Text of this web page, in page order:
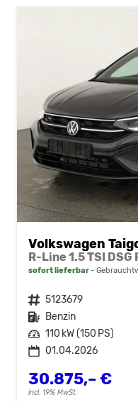
Volkswagen
sofort lieferbar
Fahrzeugnr. 5123679
Kraftstoff Benzin
Leistung 110 kW (150 PS)
01.04.2026
30.875,– €
incl. 19% MwSt.